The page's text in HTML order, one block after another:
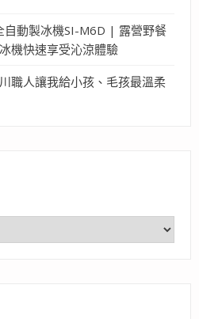
自動製冰機SI-M6D | 露營野餐
機快速享受沁涼體驗
職人讓我給小孩、毛孩最溫柔